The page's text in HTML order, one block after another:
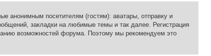
анонимным посетителям (гостям): аватары, отправку и
закладки на любимые темы и так далее. Регистрация
возможностей форума. Поэтому мы рекомендуем это